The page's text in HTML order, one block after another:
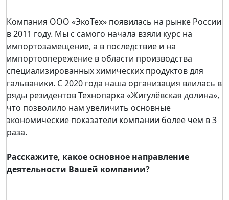
Компания ООО «ЭкоТех» появилась на рынке России
в 2011 году. Мы с самого начала взяли курс на
импортозамещение, а в последствие и на
импортоопережение в области производства
специализированных химических продуктов для
гальваники. С 2020 года наша организация влилась в
ряды резидентов Технопарка «Жигулёвская долина»,
что позволило нам увеличить основные
экономические показатели компании более чем в 3
раза.
Расскажите, какое основное направление
деятельности Вашей компании?